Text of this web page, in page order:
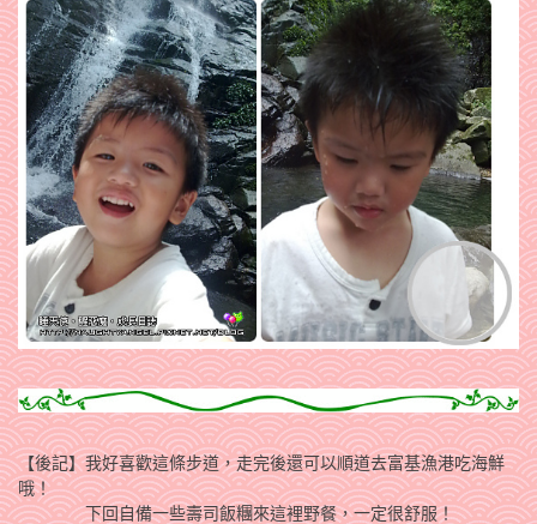
【後記】我好喜歡這條步道，走完後還可以順道去富基漁港吃海鮮
哦！
下回自備一些壽司飯糰來這裡野餐，一定很舒服！